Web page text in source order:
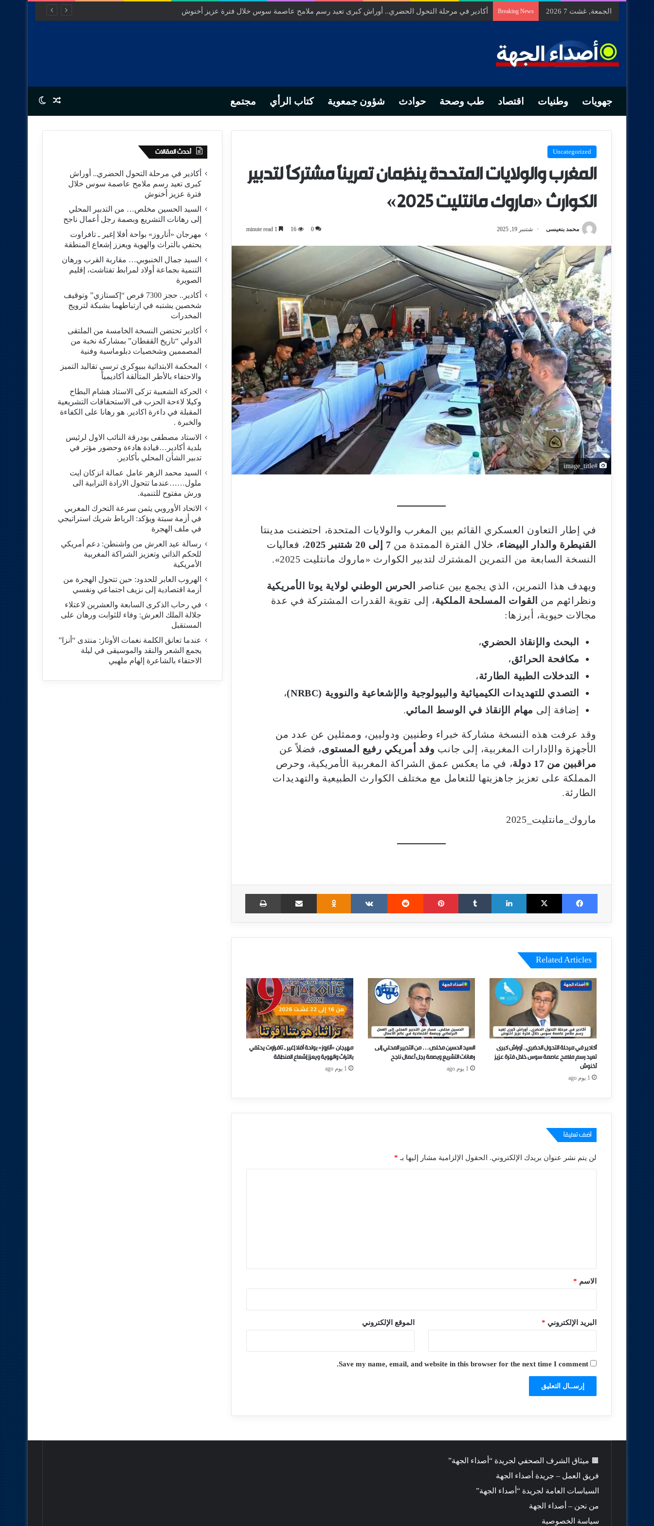
الجمعة, غشت 7 2026 Breaking News السيد الحسين مخلص… من التدبير المحلي إلى رهانات التشريع وبصمة رجل أعمال ناجح
جهويات وطنيات اقتصاد طب وصحة حوادث شؤون جمعوية كتاب الرأي مجتمع Random Article
Switch skin
Uncategorized
المغرب والولايات المتحدة ينظمان تمرينًا مشتركًا لتدبير
الكوارث «ماروك مانتليت 2025»
محمد بنعيسى شتنبر 19, 2025 0
16
#image_title
في إطار التعاون العسكري القائم بين المغرب والولايات المتحدة، احتضنت مدينتا
القنيطرة والدار البيضاء، خلال الفترة الممتدة من 7 إلى 20 شتنبر 2025
، فعاليات
النسخة السابعة من التمرين المشترك لتدبير الكوارث «ماروك مانتليت 2025».
ويهدف هذا التمرين، الذي يجمع بين عناصر
الحرس الوطني لولاية يوتا الأمريكية
ونظرائهم من
القوات المسلحة الملكية، إلى تقوية القدرات المشتركة في عدة
مجالات حيوية، أبرزها:
البحث والإنقاذ الحضري،
مكافحة الحرائق،
التدخلات الطبية الطارئة،
التصدي للتهديدات الكيميائية والبيولوجية والإشعاعية والنووية (NRBC)
،
إضافة إلى مهام الإنقاذ في الوسط المائي.
وقد عرفت هذه النسخة مشاركة خبراء وطنيين ودوليين، وممثلين عن عدد من
الأجهزة والإدارات المغربية، إلى جانب وفد أمريكي رفيع المستوى، فضلاً عن
مراقبين من 17 دولة
، في ما يعكس عمق الشراكة المغربية الأمريكية، وحرص
المملكة على تعزيز جاهزيتها للتعامل مع مختلف الكوارث الطبيعية والتهديدات
الطارئة.
ماروك_مانتليت_2025
Facebook
X
LinkedIn
Tumblr
Pinterest
Reddit
VKontakte
Odnoklassniki
Share via Email
Print
Related Articles
أكادير في مرحلة التحول الحضري.. أوراش كبرى
تعيد رسم ملامح عاصمة سوس خلال فترة عزيز
أخنوش
1 يوم ago
السيد الحسين مخلص… من التدبير المحلي إلى
رهانات التشريع وبصمة رجل أعمال ناجح
1 يوم ago
مهرجان «أناروز» بواحة أفلا إغير ـ تافراوت يحتفي
بالتراث والهوية ويعزز إشعاع المنطقة
1 يوم ago
أضف تعليقاً
لن يتم نشر عنوان بريدك الإلكتروني. الحقول الإلزامية مشار إليها بـ *
*الاسم *
البريد الإلكتروني * الموقع الإلكتروني
Save my name, email, and website in this browser for the next time I comment.
أحدث المقالات
أكادير في مرحلة التحول الحضري.. أوراش
كبرى تعيد رسم ملامح عاصمة سوس خلال
فترة عزيز أخنوش
السيد الحسين مخلص… من التدبير المحلي
إلى رهانات التشريع وبصمة رجل أعمال ناجح
مهرجان «أناروز» بواحة أفلا إغير ـ تافراوت
يحتفي بالتراث والهوية ويعزز إشعاع المنطقة
السيد جمال الخنبوبي… مقاربة القرب ورهان
التنمية بجماعة أولاد لمرابط تفتاشت، إقليم
الصويرة
أكادير.. حجز 7300 قرص “إكستازي” وتوقيف
شخصين يشتبه في ارتباطهما بشبكة لترويج
المخدرات
أكادير تحتضن النسخة الخامسة من الملتقى
الدولي “تاريخ القفطان” بمشاركة نخبة من
المصممين وشخصيات دبلوماسية وفنية
المحكمة الابتدائية ببيوكرى ترسي تقاليد التميز
والاحتفاء بالأطر المتألقة أكاديمياً
الحركة الشعبية تزكى الاستاد هشام البطاح
وكيلا لاءحة الحزب فى الاستحقاقات التشريعية
المقبلة في داءرة اكادير. هو رهانا على الكفاءة
والخبرة .
الاستاد مصطفى بودرقة النائب الاول لرئيس
بلدية أكادير…قيادة هادءة وحضور مؤتر في
تدبير الشأن المحلي بأكادير.
السيد محمد الزهر عامل عمالة انزكان ايت
ملول……عندما تتحول الارادة الترابية الى
ورش مفتوح للتنمية.
الاتحاد الأوروبي يثمن سرعة التحرك المغربي
في أزمة سبتة ويؤكد: الرباط شريك استراتيجي
في ملف الهجرة
رسالة عيد العرش من واشنطن: دعم أمريكي
للحكم الذاتي وتعزيز الشراكة المغربية
الأمريكية
​الهروب العابر للحدود: حين تتحول الهجرة من
أزمة اقتصادية إلى نزيف اجتماعي ونفسي
في رحاب الذكرى السابعة والعشرين لاعتلاء
جلالة الملك العرش: وفاء للثوابت ورهان على
المستقبل
​عندما تعانق الكلمة نغمات الأوتار: منتدى “أنزا”
يجمع الشعر والنقد والموسيقى في ليلة
الاحتفاء بالشاعرة إلهام ملهبي
🟫 ميثاق الشرف الصحفي لجريدة “أصداء الجهة”
فريق العمل – جريدة أصداء الجهة
السياسات العامة لجريدة “أصداء الجهة”
من نحن – أصداء الجهة
سياسة الخصوصية